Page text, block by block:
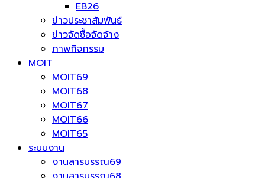
EB26
ข่าวประชาสัมพันธ์
ข่าวจัดซื้อจัดจ้าง
ภาพกิจกรรม
MOIT
MOIT69
MOIT68
MOIT67
MOIT66
MOIT65
ระบบงาน
งานสารบรรณ69